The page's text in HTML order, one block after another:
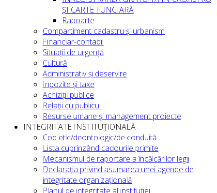
ȘI CARTE FUNCIARĂ
Rapoarte
Compartiment cadastru și urbanism
Financiar-contabil
Situații de urgență
Cultură
Administrativ și deservire
Inpozite și taxe
Achiziții publice
Relații cu publicul
Resurse umane și management proiecte
INTEGRITATE INSTITUȚIONALĂ
Cod etic/deontologic/de conduită
Lista cuprinzând cadourile primite
Mecanismul de raportare a încălcărilor legii
Declarația privind asumarea unei agende de
integritate organizațională
Planul de integritate al instituției